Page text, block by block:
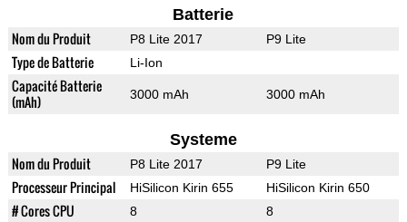
Batterie
Nom du Produit P8 Lite 2017 P9 Lite
Type de Batterie Li-Ion
Capacité Batterie
(mAh)
3000 mAh 3000 mAh
Systeme
Nom du Produit P8 Lite 2017 P9 Lite
Processeur Principal HiSilicon Kirin 655 HiSilicon Kirin 650
# Cores CPU 8 8